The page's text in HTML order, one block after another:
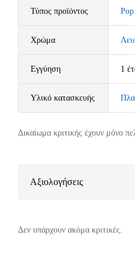
Τύπος προϊόντος
Χρώμα
Εγγύηση 1
Υλικό κατασκευής
Δικαίωμα κριτικής έχουν μόνο
Αξιολογήσεις
Δεν υπάρχουν ακόμα κριτικές.